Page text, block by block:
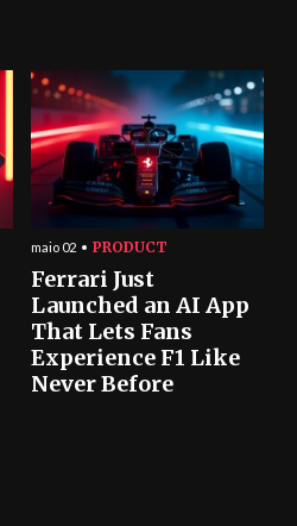
maio 02 PRODUCT
Ferrari Just
Launched an AI App
That Lets Fans
Experience F1 Like
Never Before